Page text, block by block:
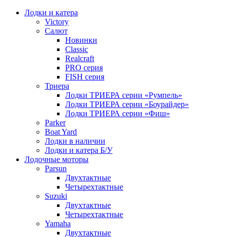
Лодки и катера
Victory
Салют
Новинки
Classic
Realcraft
PRO серия
FISH серия
Триера
Лодки ТРИЕРА серии «Румпель»
Лодки ТРИЕРА серии «Боурайдер»
Лодки ТРИЕРА серии «Фиш»
Parker
Boat Yard
Лодки в наличии
Лодки и катера Б/У
Лодочные моторы
Parsun
Двухтактные
Четырехтактные
Suzuki
Двухтактные
Четырехтактные
Yamaha
Двухтактные